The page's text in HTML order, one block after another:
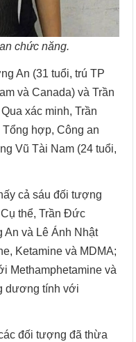
chức năng.
An (31 tuổi, trú TP
và Canada) và Trần
xác minh, Trần
Tổng hợp, Công an
Vũ Tài Nam (24 tuổi,
cả sáu đối tượng
thể, Trần Đức
An và Lê Ánh Nhật
Ketamine và MDMA;
Methamphetamine và
dương tính với
đối tượng đã thừa